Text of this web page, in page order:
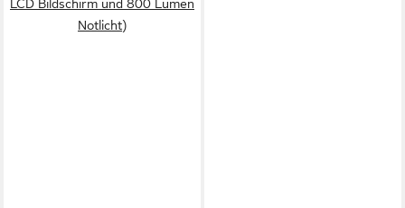
LCD Bildschirm und 800 Lumen
Notlicht)